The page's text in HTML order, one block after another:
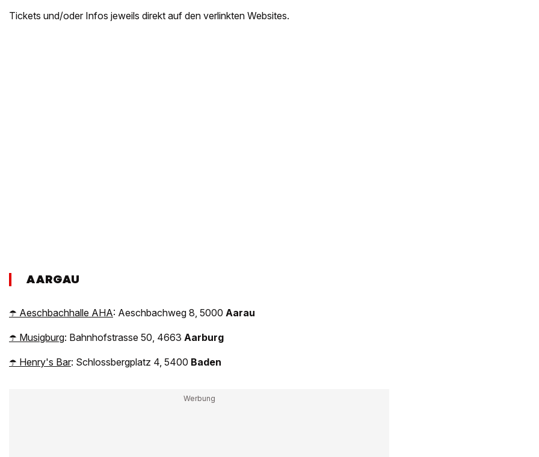
Tickets und/oder Infos jeweils direkt auf den verlinkten Websites.
AARGAU
☂️ Aeschbachhalle AHA: Aeschbachweg 8, 5000 Aarau
☂️ Musigburg: Bahnhofstrasse 50, 4663 Aarburg
☂️ Henry's Bar: Schlossbergplatz 4, 5400 Baden